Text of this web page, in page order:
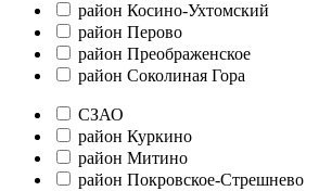
район Косино-Ухтомский
район Перово
район Преображенское
район Соколиная Гора
СЗАО
район Куркино
район Митино
район Покровское-Стрешнево